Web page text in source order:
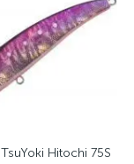
Hitochi 75S